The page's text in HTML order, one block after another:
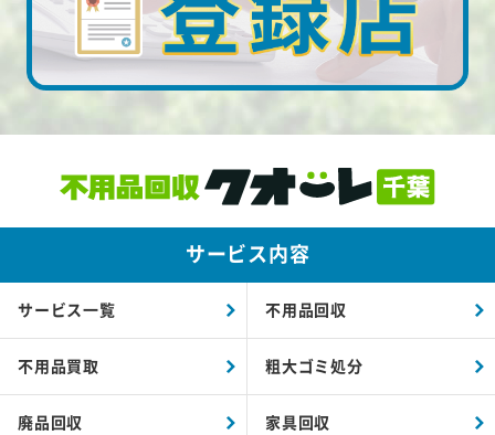
サービス内容
サービス一覧 不用品回収
不用品買取 粗大ゴミ処分
廃品回収 家具回収